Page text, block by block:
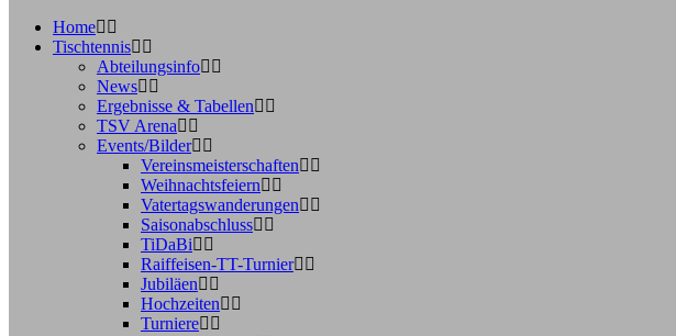
Home
Tischtennis
Abteilungsinfo
News
Ergebnisse & Tabellen
TSV Arena
Events/Bilder
Vereinsmeisterschaften
Weihnachtsfeiern
Vatertagswanderungen
Saisonabschluss
TiDaBi
Raiffeisen-TT-Turnier
Jubiläen
Hochzeiten
Turniere